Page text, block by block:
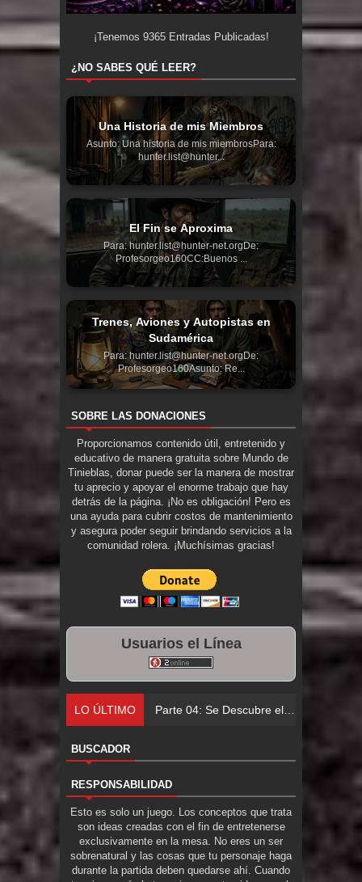
¡Tenemos 9365Entradas Publicadas!
¿NO SABES QUÉ LEER?
Una Historia de mis Miembros
Asunto: Una historia de mis miembrosPara:
hunter.list@hunter...
El Fin se Aproxima
Para: hunter.list@hunter-net.orgDe:
Profesorgeo160CC:Buenos ...
Trenes, Aviones y Autopistas en
Sudamérica
Para: hunter.list@hunter-net.orgDe:
Profesorgeo160Asunto: Re...
SOBRE LAS DONACIONES
Proporcionamos contenido útil, entretenido y
educativo de manera gratuita sobre Mundo de
Tinieblas, donar puede ser la manera de mostrar
tu aprecio y apoyar el enorme trabajo que hay
detrás de la página. ¡No es obligación! Pero es
una ayuda para cubrir costos de mantenimiento
y asegura poder seguir brindando servicios a la
comunidad rolera. ¡Muchísimas gracias!
Usuarios el Línea
LO ÚLTIMO P
BUSCADOR
RESPONSABILIDAD
Esto es solo un juego. Los conceptos que trata
son ideas creadas con el fin de entretenerse
exclusivamente en la mesa. No eres un ser
sobrenatural y las cosas que tu personaje haga
durante la partida deben quedarse ahí. Cuando